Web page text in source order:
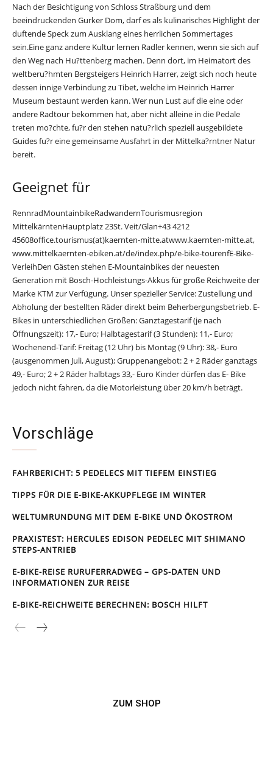
Nach der Besichtigung von Schloss Straßburg und dem
beeindruckenden Gurker Dom, darf es als kulinarisches Highlight der
duftende Speck zum Ausklang eines herrlichen Sommertages
sein.Eine ganz andere Kultur lernen Radler kennen, wenn sie sich auf
den Weg nach Hu?ttenberg machen. Denn dort, im Heimatort des
weltberu?hmten Bergsteigers Heinrich Harrer, zeigt sich noch heute
dessen innige Verbindung zu Tibet, welche im Heinrich Harrer
Museum bestaunt werden kann. Wer nun Lust auf die eine oder
andere Radtour bekommen hat, aber nicht alleine in die Pedale
treten mo?chte, fu?r den stehen natu?rlich speziell ausgebildete
Guides fu?r eine gemeinsame Ausfahrt in der Mittelka?rntner Natur
bereit.
Geeignet für
RennradMountainbikeRadwandernTourismusregion
MittelkärntenHauptplatz 23St. Veit/Glan+43 4212
45608office.tourismus(at)kaernten-mitte.atwww.kaernten-mitte.at,
www.mittelkaernten-ebiken.at/de/index.php/e-bike-tourenfE-Bike-
VerleihDen Gästen stehen E-Mountainbikes der neuesten
Generation mit Bosch-Hochleistungs-Akkus für große Reichweite der
Marke KTM zur Verfügung. Unser spezieller Service: Zustellung und
Abholung der bestellten Räder direkt beim Beherbergungsbetrieb. E-
Bikes in unterschiedlichen Größen: Ganztagestarif (je nach
Öffnungszeit): 17,- Euro; Halbtagestarif (3 Stunden): 11,- Euro;
Wochenend-Tarif: Freitag (12 Uhr) bis Montag (9 Uhr): 38,- Euro
(ausgenommen Juli, August); Gruppenangebot: 2 + 2 Räder ganztags
49,- Euro; 2 + 2 Räder halbtags 33,- Euro Kinder dürfen das E- Bike
jedoch nicht fahren, da die Motorleistung über 20 km/h beträgt.
Vorschläge
FAHRBERICHT: 5 PEDELECS MIT TIEFEM EINSTIEG
TIPPS FÜR DIE E-BIKE-AKKUPFLEGE IM WINTER
WELTUMRUNDUNG MIT DEM E-BIKE UND ÖKOSTROM
PRAXISTEST: HERCULES EDISON PEDELEC MIT SHIMANO
STEPS-ANTRIEB
E-BIKE-REISE RUR­UFER­RAD­WEG – GPS-DATEN UND
INFORMATIONEN ZUR REISE
E-BIKE-REICHWEITE BERECHNEN: BOSCH HILFT
ZUM SHOP